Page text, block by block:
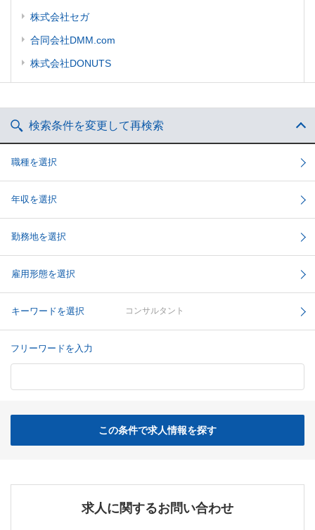
株式会社セガ
合同会社DMM.com
株式会社DONUTS
検索条件を変更して再検索
職種を選択
年収を選択
勤務地を選択
雇用形態を選択
キーワードを選択 コンサルタント
フリーワードを入力
この条件で求人情報を探す
求人に関するお問い合わせ